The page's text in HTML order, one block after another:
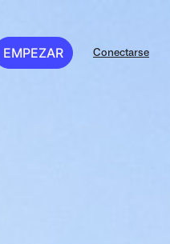
EMPEZAR Conectarse